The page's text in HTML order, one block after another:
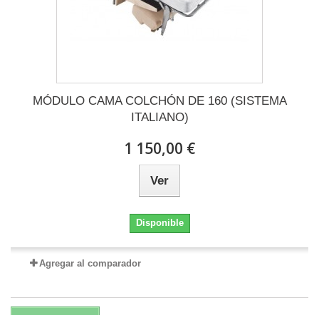
MÓDULO CAMA COLCHÓN DE 160 (SISTEMA
ITALIANO)
1 150,00 €
Ver
Disponible
Agregar al comparador